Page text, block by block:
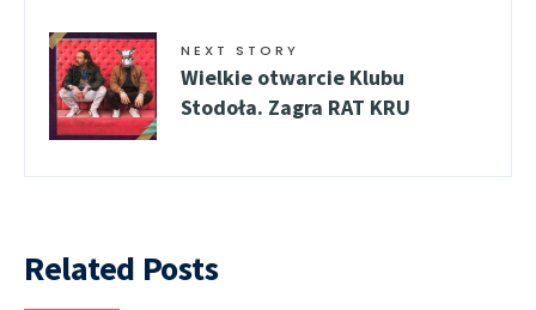
NEXT STORY
Wielkie otwarcie Klubu
Stodoła. Zagra RAT KRU
Related Posts